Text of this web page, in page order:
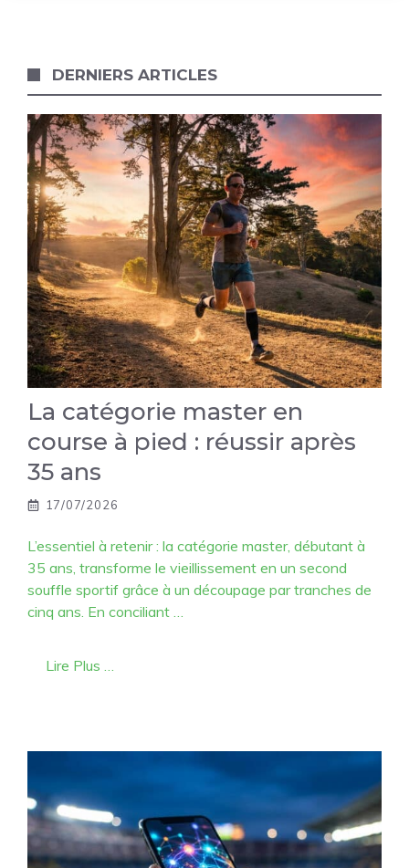
DERNIERS ARTICLES
La catégorie master en
course à pied : réussir après
35 ans
17/07/2026
L’essentiel à retenir : la catégorie master, débutant à
35 ans, transforme le vieillissement en un second
souffle sportif grâce à un découpage par tranches de
cinq ans. En conciliant …
Lire Plus …